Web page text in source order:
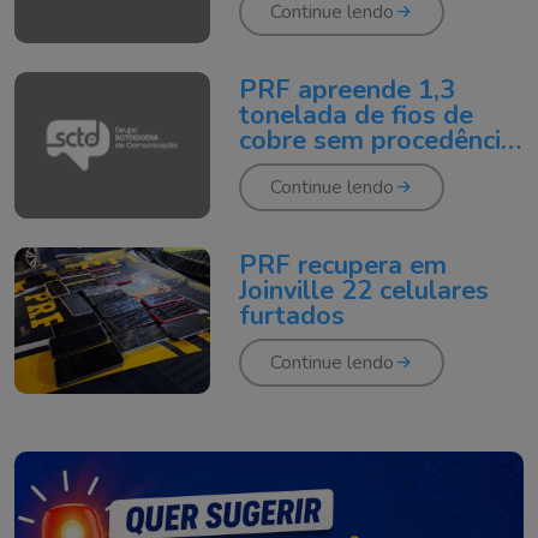
Continue lendo
PRF apreende 1,3
tonelada de fios de
cobre sem procedência
na BR-101 em Joinville
Continue lendo
PRF recupera em
Joinville 22 celulares
furtados
Continue lendo